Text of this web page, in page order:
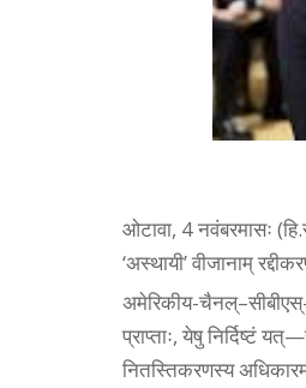
ओटावा, 4 नवंबरमासः
‘अस्थायी’ वीजानाम्‌
अमेरिकीय-
प्राप्ताः, येषु निर्दिष्टं
नितस्तिकरणस्य